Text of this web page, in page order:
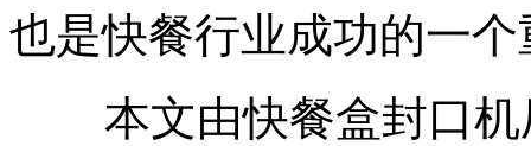
也是快餐行业成功的一
本文由快餐盒封口机